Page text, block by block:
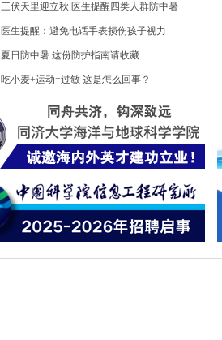
三伏天里迎立秋 医生提醒四类人群防中暑
医生提醒：避免电话手表损伤孩子视力
夏日防中暑 这份防护指南请收藏
吃小麦+运动=过敏 这是怎么回事？